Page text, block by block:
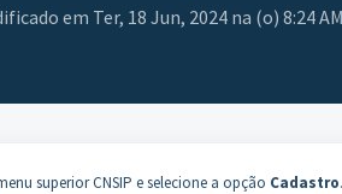
em Ter, 18 Jun, 2024 na (o) 8:24 AM
superior CNSIP e selecione a opção Cadastro.